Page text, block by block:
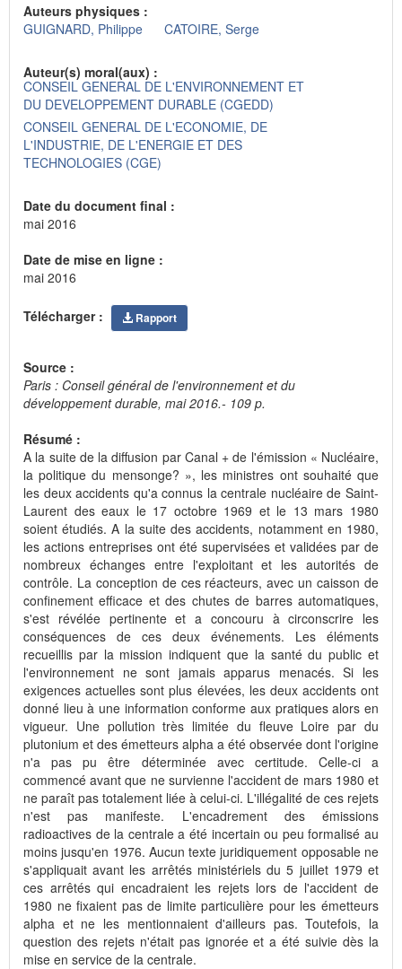
Auteurs physiques :
GUIGNARD, Philippe
CATOIRE, Serge
Auteur(s) moral(aux) :
CONSEIL GENERAL DE L'ENVIRONNEMENT ET
DU DEVELOPPEMENT DURABLE (CGEDD)
CONSEIL GENERAL DE L'ECONOMIE, DE
L'INDUSTRIE, DE L'ENERGIE ET DES
TECHNOLOGIES (CGE)
Date du document final :
mai 2016
Date de mise en ligne :
mai 2016
Télécharger : Rapport
Source :
Paris : Conseil général de l'environnement et du
développement durable, mai 2016.- 109 p.
Résumé :
A la suite de la diffusion par Canal + de l'émission « Nucléaire,
la politique du mensonge? », les ministres ont souhaité que
les deux accidents qu'a connus la centrale nucléaire de Saint-
Laurent des eaux le 17 octobre 1969 et le 13 mars 1980
soient étudiés. A la suite des accidents, notamment en 1980,
les actions entreprises ont été supervisées et validées par de
nombreux échanges entre l'exploitant et les autorités de
contrôle. La conception de ces réacteurs, avec un caisson de
confinement efficace et des chutes de barres automatiques,
s'est révélée pertinente et a concouru à circonscrire les
conséquences de ces deux événements. Les éléments
recueillis par la mission indiquent que la santé du public et
l'environnement ne sont jamais apparus menacés. Si les
exigences actuelles sont plus élevées, les deux accidents ont
donné lieu à une information conforme aux pratiques alors en
vigueur. Une pollution très limitée du fleuve Loire par du
plutonium et des émetteurs alpha a été observée dont l'origine
n'a pas pu être déterminée avec certitude. Celle-ci a
commencé avant que ne survienne l'accident de mars 1980 et
ne paraît pas totalement liée à celui-ci. L'illégalité de ces rejets
n'est pas manifeste. L'encadrement des émissions
radioactives de la centrale a été incertain ou peu formalisé au
moins jusqu'en 1976. Aucun texte juridiquement opposable ne
s'appliquait avant les arrêtés ministériels du 5 juillet 1979 et
ces arrêtés qui encadraient les rejets lors de l'accident de
1980 ne fixaient pas de limite particulière pour les émetteurs
alpha et ne les mentionnaient d'ailleurs pas. Toutefois, la
question des rejets n'était pas ignorée et a été suivie dès la
mise en service de la centrale.